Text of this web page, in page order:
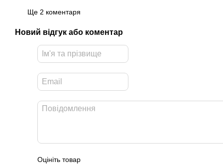
Ще 2 коментаря
Новий відгук або коментар
Оцініть товар